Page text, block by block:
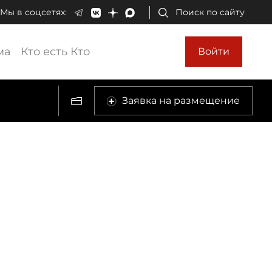
Мы в соцсетях: Поиск по сайту
Кто есть Кто Войти
Заявка на размещение